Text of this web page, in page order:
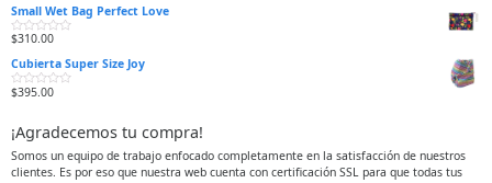
e
5
o
e
n
0
e
5
l
o
r
a
o
e
n
0
5
Small Wet Bag Perfect Love
V
l
o
r
a
e
n
0
d
e
$310.00
Cubierta Super Size Joy
V
o
r
a
d
o
$395.00
¡Agradecemos tu compra!
Somos un equipo de trabajo enfocado completamente en la satisfacción de nuestros
clientes. Es por eso que nuestra web cuenta con certificación SSL para que todas tus